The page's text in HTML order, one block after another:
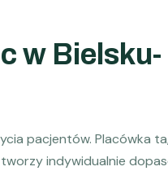
w Bielsku-
pacjentów. Placówka
indywidualnie